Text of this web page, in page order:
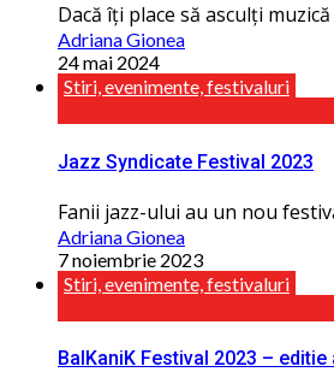
Dacă îţi place să asculţi
Adriana Gionea
24 mai 2024
Stiri, evenimente, festivaluri
Jazz Syndicate Festival 2023
Fanii jazz-ului au un nou
Adriana Gionea
7 noiembrie 2023
Stiri, evenimente, festivaluri
BalKaniK Festival 2023 –